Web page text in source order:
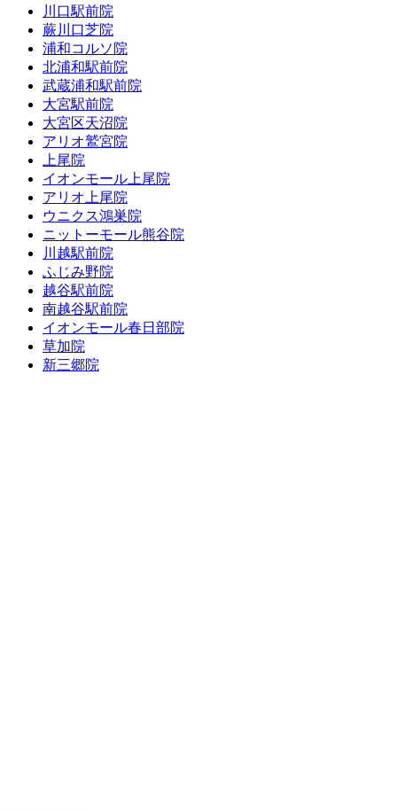
川口駅前院
蕨川口芝院
浦和コルソ院
北浦和駅前院
武蔵浦和駅前院
大宮駅前院
大宮区天沼院
アリオ鷲宮院
上尾院
イオンモール上尾院
アリオ上尾院
ウニクス鴻巣院
ニットーモール熊谷院
川越駅前院
ふじみ野院
越谷駅前院
南越谷駅前院
イオンモール春日部院
草加院
新三郷院